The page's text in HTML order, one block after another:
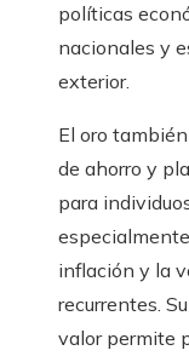
políticas
nacionales y
exterior.
El oro
de ahorro y
para
inflación y la
recurrentes.
valor permite